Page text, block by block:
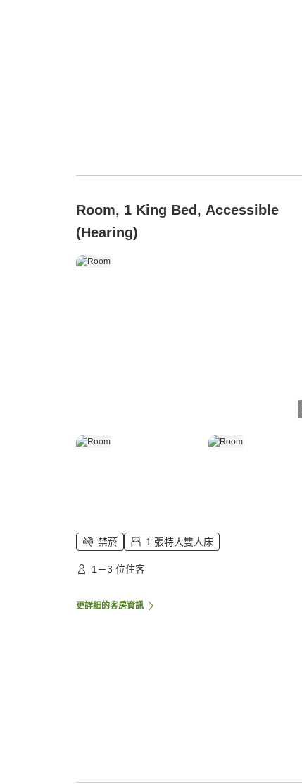
Room, 1 King Bed, Accessible
(Hearing)
禁菸 1 張特大雙人床
1－3 位住客
更詳細的客房資訊